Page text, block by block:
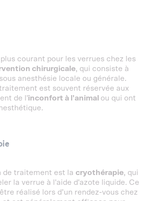
courant pour les verrues chez les
chirurgicale, qui consiste à
anesthésie locale ou générale.
est souvent réservée aux
de l'inconfort à l'animal ou qui ont
de traitement est la cryothérapie, qui
la verrue à l'aide d'azote liquide. Ce
réalisé lors d’un rendez-vous chez